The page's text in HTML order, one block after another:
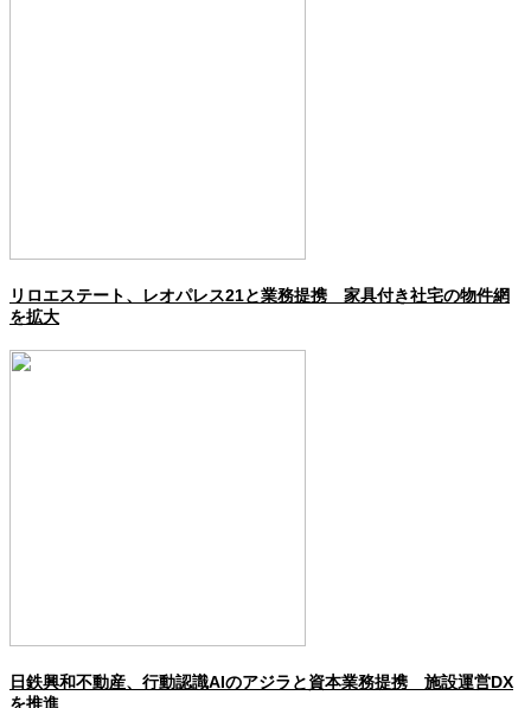
リロエステート、レオパレス21と業務提携 家具付き社宅の物件網
を拡大
日鉄興和不動産、行動認識AIのアジラと資本業務提携 施設運営DX
を推進